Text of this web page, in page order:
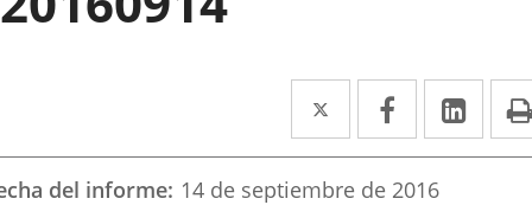
Twitter
Enlace
a
una
Facebook
Enlace
a
una
a
del informe 14 de septiembre de 2016